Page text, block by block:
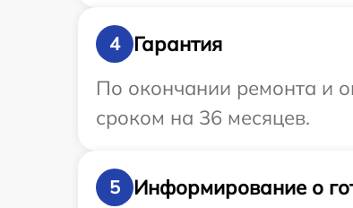
4
Гарантия
По окончании ремонта и
сроком на 36 месяцев.
5
Информирование о